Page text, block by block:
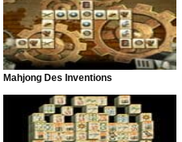
Mahjong Des Inventions